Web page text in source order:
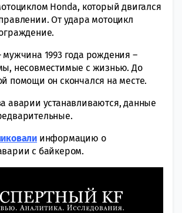
Honda, который двигался
От удара мотоцикл
мужчина 1993 года рождения –
несовместимые с жизнью. До
помощи он скончался на месте.
аварии устанавливаются, данные
информацию о
с байкером.